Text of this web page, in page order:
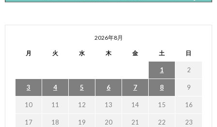
2026年8月
月 火 水 木 金 土 日
1 2
3 4 5 6 7 8 9
10 11 12 13 14 15 16
17 18 19 20 21 22 23